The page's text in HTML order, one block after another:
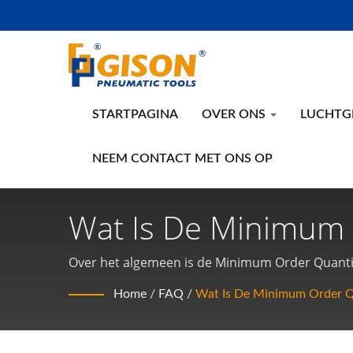
STARTPAGINA OVER ONS
NEEM CONTACT MET ONS OP
Wat Is De
Van Gison? |
Pneumatische
Over het algemeen is de Minimum Order
producten per carton is niet vast; het wordt
vereisten. Kleine Bestelbehoeften: Als u een
Home / FAQ / Wat Is De Minimum Order